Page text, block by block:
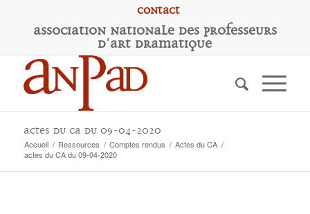
Contact
Association Nationale des Professeurs
d'Art Dramatique
actes du CA du 09-04-2020
Accueil / Ressources / Comptes rendus / Actes du CA /
actes du CA du 09-04-2020